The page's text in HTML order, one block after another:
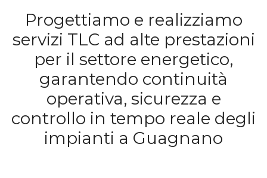
Progettiamo e realizziamo
servizi TLC ad alte prestazioni
per il settore energetico,
garantendo continuità
operativa, sicurezza e
controllo in tempo reale degli
impianti a Guagnano